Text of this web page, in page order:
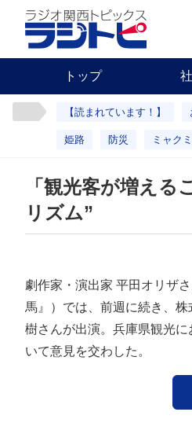
トップ
【読まれています！】
姫路 防災 ミャク
「観光客が増え
リズム”
劇作家・演出家 平田オリザ
馬』）では、前週に続き、
樹さんが出演。兵庫県観光
いて意見を交わした。